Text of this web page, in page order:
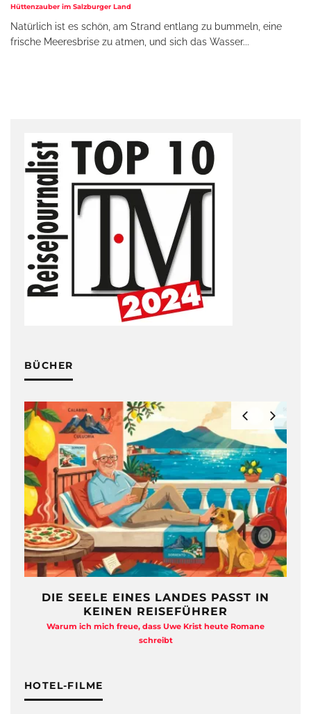
Hüttenzauber im Salzburger Land
Natürlich ist es schön, am Strand entlang zu bummeln, eine
frische Meeresbrise zu atmen, und sich das Wasser...
BÜCHER
DIE SEELE EINES LANDES PASST IN
KEINEN REISEFÜHRER
Warum ich mich freue, dass Uwe Krist heute Romane
schreibt
HOTEL-FILME